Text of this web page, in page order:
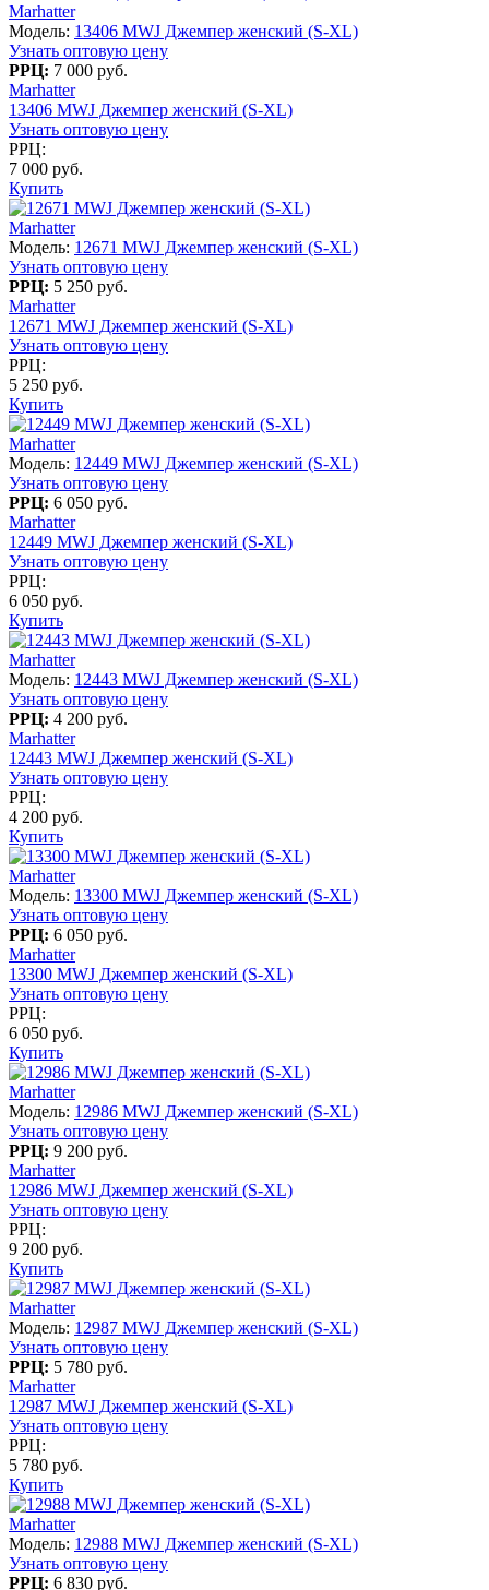
Marhatter
Модель: 13406 MWJ Джемпер женский (S-XL)
Узнать оптовую цену
РРЦ: 7 000 руб.
Marhatter
13406 MWJ Джемпер женский (S-XL)
Узнать оптовую цену
РРЦ:
7 000 руб.
Купить
Marhatter
Модель: 12671 MWJ Джемпер женский (S-XL)
Узнать оптовую цену
РРЦ: 5 250 руб.
Marhatter
12671 MWJ Джемпер женский (S-XL)
Узнать оптовую цену
РРЦ:
5 250 руб.
Купить
Marhatter
Модель: 12449 MWJ Джемпер женский (S-XL)
Узнать оптовую цену
РРЦ: 6 050 руб.
Marhatter
12449 MWJ Джемпер женский (S-XL)
Узнать оптовую цену
РРЦ:
6 050 руб.
Купить
Marhatter
Модель: 12443 MWJ Джемпер женский (S-XL)
Узнать оптовую цену
РРЦ: 4 200 руб.
Marhatter
12443 MWJ Джемпер женский (S-XL)
Узнать оптовую цену
РРЦ:
4 200 руб.
Купить
Marhatter
Модель: 13300 MWJ Джемпер женский (S-XL)
Узнать оптовую цену
РРЦ: 6 050 руб.
Marhatter
13300 MWJ Джемпер женский (S-XL)
Узнать оптовую цену
РРЦ:
6 050 руб.
Купить
Marhatter
Модель: 12986 MWJ Джемпер женский (S-XL)
Узнать оптовую цену
РРЦ: 9 200 руб.
Marhatter
12986 MWJ Джемпер женский (S-XL)
Узнать оптовую цену
РРЦ:
9 200 руб.
Купить
Marhatter
Модель: 12987 MWJ Джемпер женский (S-XL)
Узнать оптовую цену
РРЦ: 5 780 руб.
Marhatter
12987 MWJ Джемпер женский (S-XL)
Узнать оптовую цену
РРЦ:
5 780 руб.
Купить
Marhatter
Модель: 12988 MWJ Джемпер женский (S-XL)
Узнать оптовую цену
РРЦ: 6 830 руб.